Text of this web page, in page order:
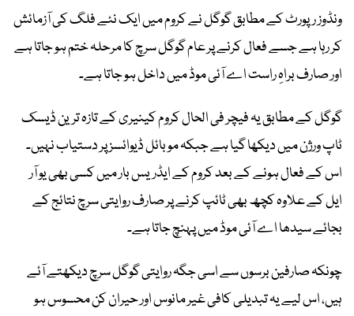
ونڈوز رپورٹ کے مطابق گوگل نے کروم میں ایک نئے فلگ کی آزمائش
کر رہا ہے جسے فعال کرنے پر عام گوگل سرچ کا مرحلہ ختم ہو جاتا ہے
اور صارف براہِ راست اے آئی موڈ میں داخل ہو جاتا ہے۔
گوگل کے مطابق یہ فیچر فی الحال کروم کینیری کے تازہ ترین ڈیسک
ٹاپ ورژن میں دیکھا گیا ہے جبکہ موبائل ڈیوائسز پر دستیاب نہیں۔
اس کے فعال ہونے کے بعد کروم کے ایڈریس بار میں کسی بھی یو آر
ایل کے علاوہ کچھ بھی ٹائپ کرنے پر صارف روایتی سرچ نتائج کے
بجائے سیدھا اے آئی موڈ میں پہنچ جاتا ہے۔
چونکہ صارفین برسوں سے اسی جگہ روایتی گوگل سرچ دیکھتے آئے
ہیں، اس لیے یہ تبدیلی کافی غیر مانوس اور حیران کن محسوس ہو